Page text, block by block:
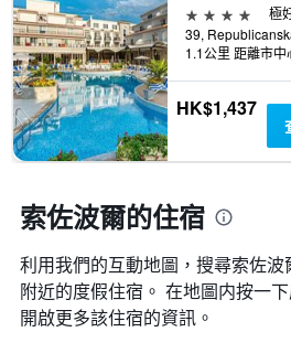
4星級
極
1.1公里 距離市中
HK$1,437
索佐波爾的住宿
利用我們的互動地圖，搜尋索佐
附近的度假住宿。 在地圖内按一
開啟更多該住宿的資訊。